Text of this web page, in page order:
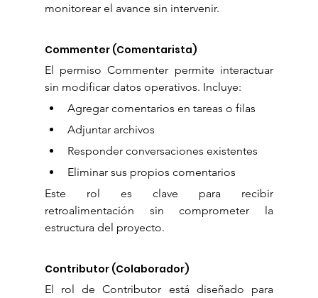
monitorear el avance sin intervenir.
Commenter (Comentarista)
El permiso Commenter permite interactuar
sin modificar datos operativos. Incluye:
Agregar comentarios en tareas o filas
Adjuntar archivos
Responder conversaciones existentes
Eliminar sus propios comentarios
Este rol es clave para recibir
retroalimentación sin comprometer la
estructura del proyecto.
Contributor (Colaborador)
El rol de Contributor está diseñado para